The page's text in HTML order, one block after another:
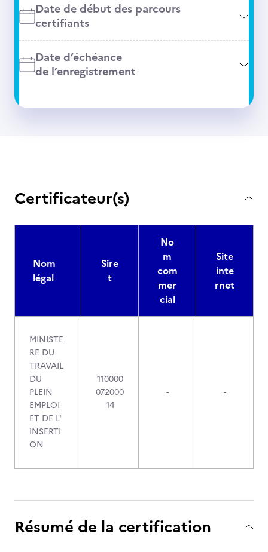
Date de début des parcours
certifiants
Date d’échéance
de l’enregistrement
Certificateur(s)
Nom
légal
Sire
t
No
m
com
mer
cial
Site
inte
rnet
MINISTE
RE DU
TRAVAIL
DU
PLEIN
EMPLOI
ET DE L'
INSERTI
ON
110000
072000
14
- -
Résumé de la certification